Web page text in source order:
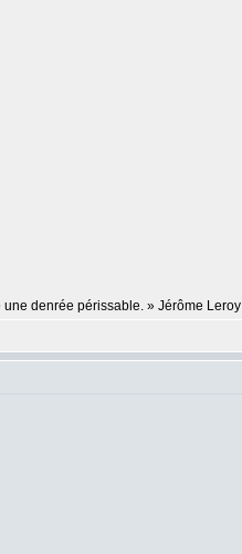
denrée périssable. » Jérôme Leroy